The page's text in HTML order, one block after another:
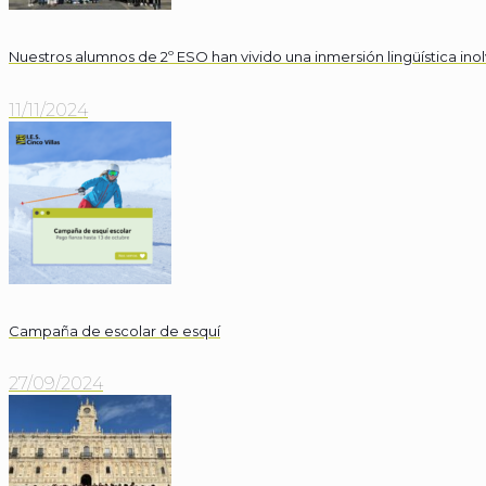
Nuestros alumnos de 2º ESO han vivido una inmersión lingüística
11/11/2024
Campaña de escolar de esquí
27/09/2024